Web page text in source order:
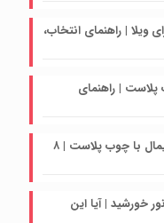
| راهنمای انتخاب،
| راهنمای
جدیدترین ایده های طراحی پرگولای مینیمال با چوب پلاست | ۸
خورشید | آیا این